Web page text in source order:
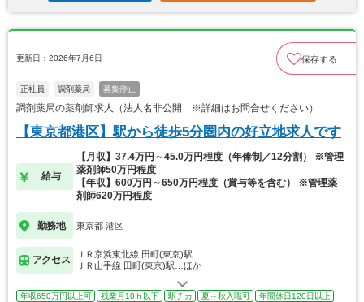
更新日：2026年7月6日 保存する
正社員 調剤薬局 募集停止
調剤薬局の薬剤師求人（法人名非公開 ※詳細はお問合せください）
【東京都港区】駅から徒歩5分圏内の好立地求人です
給与
【月収】37.4万円～45.0万円程度（年俸制／12分割） ※管理
薬剤師50万円程度
【年収】600万円～650万円程度（賞与等を含む） ※管理薬
剤師620万円程度
勤務地 東京都 港区
アクセス
ＪＲ京浜東北線 田町(東京)駅
ＪＲ山手線 田町(東京)駅…ほか
年収650万円以上可 残業月10ｈ以下 駅チカ 夏～秋入職可 年間休日120日以上